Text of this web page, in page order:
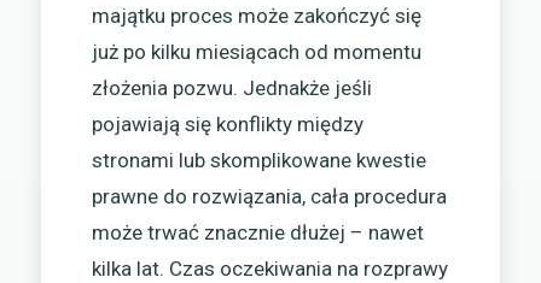
majątku proces może zakończyć się
już po kilku miesiącach od momentu
złożenia pozwu. Jednakże jeśli
pojawiają się konflikty między
stronami lub skomplikowane kwestie
prawne do rozwiązania, cała procedura
może trwać znacznie dłużej – nawet
kilka lat. Czas oczekiwania na rozprawy